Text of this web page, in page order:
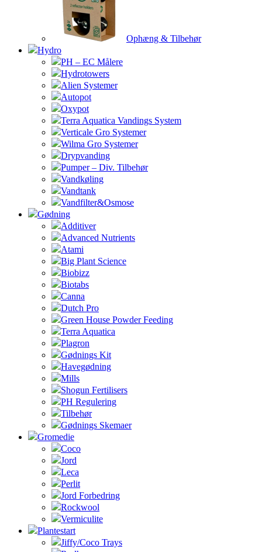
Ophæng & Tilbehør
Hydro
PH – EC Målere
Hydrotowers
Alien Systemer
Autopot
Oxypot
Terra Aquatica Vandings System
Verticale Gro Systemer
Wilma Gro Systemer
Drypvanding
Pumper – Div. Tilbehør
Vandkøling
Vandtank
Vandfilter&Osmose
Gødning
Additiver
Advanced Nutrients
Atami
Big Plant Science
Biobizz
Biotabs
Canna
Dutch Pro
Green House Powder Feeding
Terra Aquatica
Plagron
Gødnings Kit
Havegødning
Mills
Shogun Fertilisers
PH Regulering
Tilbehør
Gødnings Skemaer
Gromedie
Coco
Jord
Leca
Perlit
Jord Forbedring
Rockwool
Vermiculite
Plantestart
Jiffy/Coco Trays